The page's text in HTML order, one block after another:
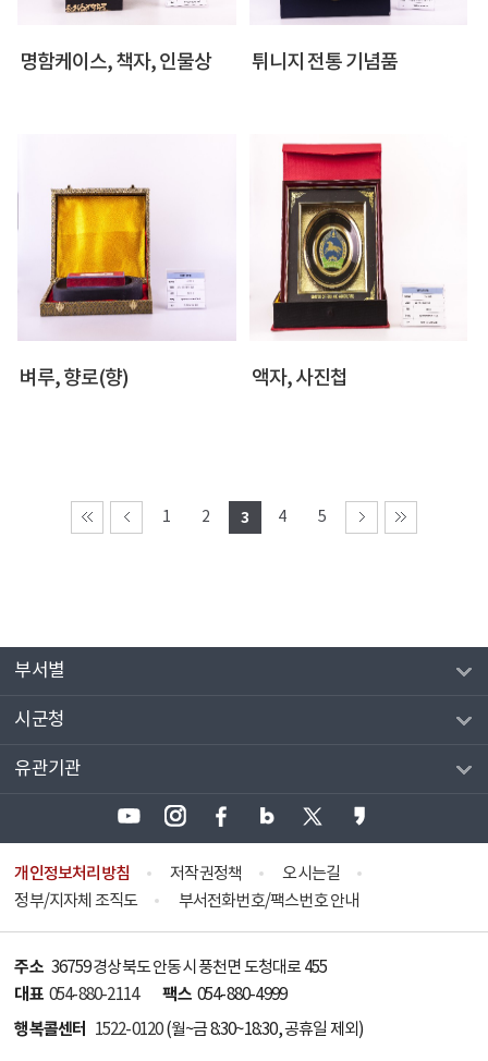
명함케이스, 책자, 인물상 튀니지 전통 기념품
벼루, 향로(향) 액자, 사진첩
1 2 3 4 5
부서별
시군청
유관기관
개인정보처리방침 저작권정책
오시는길
정부/지자체 조직도
부서전화번호/팩스번호 안내
주소 36759 경상북도 안동시 풍천면 도청대로 455
대표 054-880-2114 팩스 054-880-4999
행복콜센터 1522-0120(월~금 8:30~18:30, 공휴일 제외)